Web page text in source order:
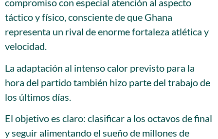
compromiso con especial atención al aspecto
táctico y físico, consciente de que Ghana
representa un rival de enorme fortaleza atlética y
velocidad.
La adaptación al intenso calor previsto para la
hora del partido también hizo parte del trabajo de
los últimos días.
El objetivo es claro: clasificar a los octavos de final
y seguir alimentando el sueño de millones de